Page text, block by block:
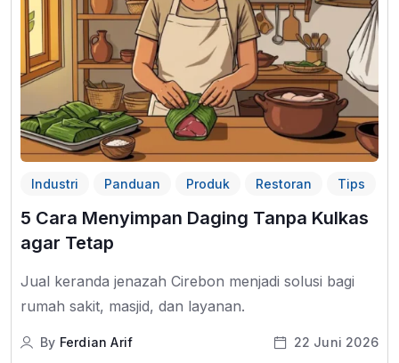
Industri Panduan Produk Restoran Tips
5 Cara Menyimpan Daging Tanpa Kulkas
agar Tetap
Jual keranda jenazah Cirebon menjadi solusi bagi
rumah sakit, masjid, dan layanan.
By Ferdian Arif 22 Juni 2026